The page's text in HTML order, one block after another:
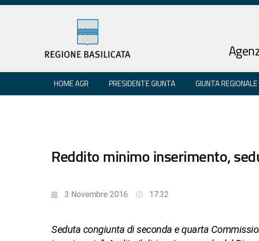
HOME AGR PRESIDENTE GIUNTA GIUNTA REGIONALE
Reddito minimo inserimento,
3 Novembre 2016 17:32
Seduta congiunta di seconda e quarta